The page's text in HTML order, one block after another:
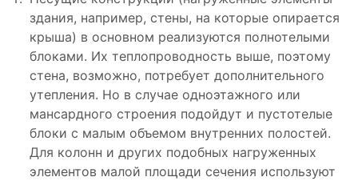
здания, например, стены, на которые опирается
крыша) в основном реализуются полнотелыми
блоками. Их теплопроводность выше, поэтому
стена, возможно, потребует дополнительного
утепления. Но в случае одноэтажного или
мансардного строения подойдут и пустотелые
блоки с малым объемом внутренних полостей.
Для колонн и других подобных нагруженных
элементов малой площади сечения используют